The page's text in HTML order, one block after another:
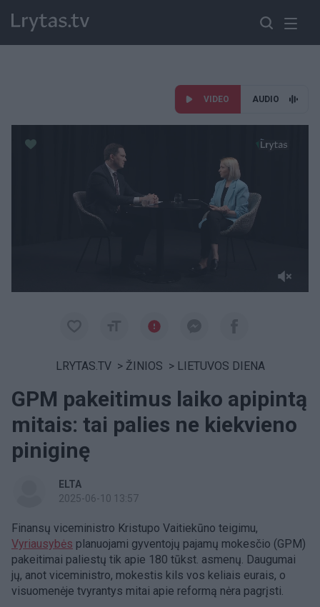
VIDEO AUDIO
LRYTAS.TV > ŽINIOS > LIETUVOS DIENA
GPM pakeitimus laiko apipintą
mitais: tai palies ne kiekvieno
piniginę
ELTA
2025-06-10 13:57
Finansų viceministro Kristupo Vaitiekūno teigimu,
Vyriausybės planuojami gyventojų pajamų mokesčio (GPM)
pakeitimai paliestų tik apie 180 tūkst. asmenų. Daugumai
jų, anot viceministro, mokestis kils vos keliais eurais, o
visuomenėje tvyrantys mitai apie reformą nėra pagrįsti.